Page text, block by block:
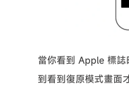
當你看到 Apple 標
到看到復原模式畫面